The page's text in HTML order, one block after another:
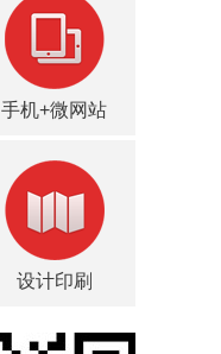
手机+微网站
设计印刷